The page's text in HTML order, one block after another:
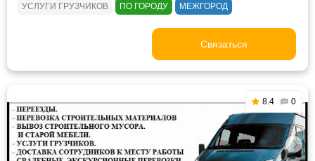
УСЛУГИ ГРУЗЧИКОВ ПО ГОРОДУ МЕЖГОРОД
Связаться
8.4 0